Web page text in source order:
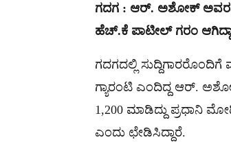
ಗದಗ : ಆರ್. ಅಶೋಕ್ ಅವರನ್ನ
ಹೆಚ್.ಕೆ ಪಾಟೀಲ್ ಗರಂ
ಗದಗದಲ್ಲಿ
ಗ್ಯಾರಂಟಿ ಎಂದಿದ್ದ ಆರ್.
1,200 ಮಾಡಿದ್ದು ಪ್ರಧಾನಿ
ಎಂದು ಛೇಡಿಸಿದ್ದಾರೆ.